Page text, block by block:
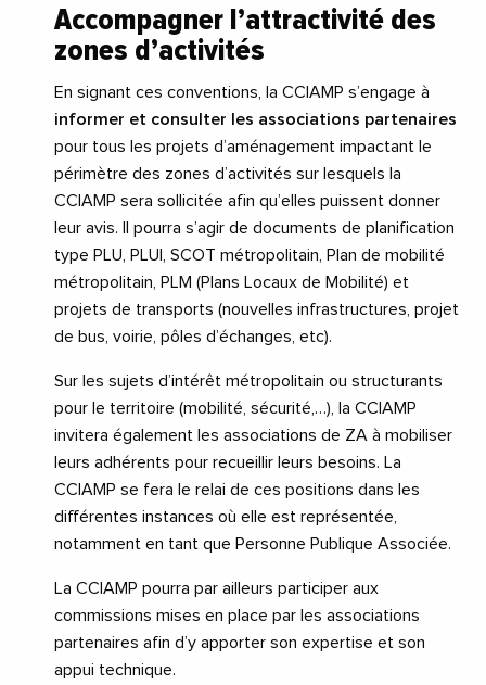
Accompagner l’attractivité des
zones d’activités
En signant ces conventions, la CCIAMP s’engage à
informer et consulter les associations partenaires
pour tous les projets d’aménagement impactant le
périmètre des zones d’activités sur lesquels la
CCIAMP sera sollicitée afin qu’elles puissent donner
leur avis. Il pourra s’agir de documents de planification
type PLU, PLUI, SCOT métropolitain, Plan de mobilité
métropolitain, PLM (Plans Locaux de Mobilité) et
projets de transports (nouvelles infrastructures, projet
de bus, voirie, pôles d’échanges, etc).
Sur les sujets d’intérêt métropolitain ou structurants
pour le territoire (mobilité, sécurité,…), la CCIAMP
invitera également les associations de ZA à mobiliser
leurs adhérents pour recueillir leurs besoins. La
CCIAMP se fera le relai de ces positions dans les
différentes instances où elle est représentée,
notamment en tant que Personne Publique Associée.
La CCIAMP pourra par ailleurs participer aux
commissions mises en place par les associations
partenaires afin d’y apporter son expertise et son
appui technique.